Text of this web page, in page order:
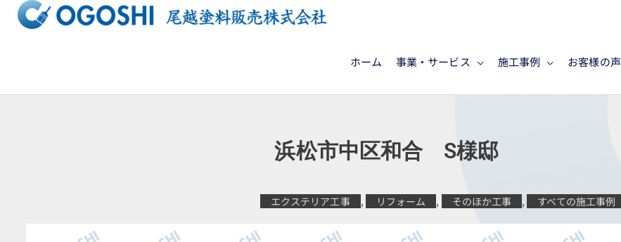
ッ
ホーム 事業・サービス 施工事例 お客様の声
浜松市中区和合 S様邸
エクステリア工事 , リフォーム , そのほか工事 , すべての施工事例